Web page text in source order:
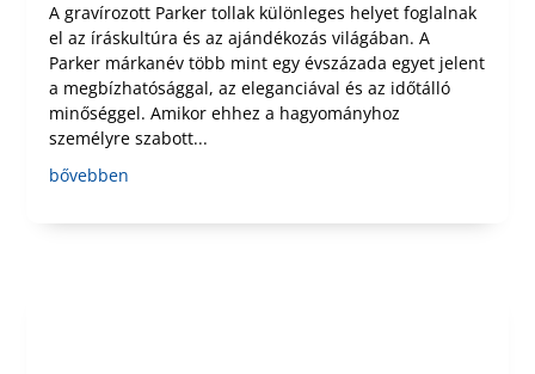
A gravírozott Parker tollak különleges helyet foglalnak
el az íráskultúra és az ajándékozás világában. A
Parker márkanév több mint egy évszázada egyet jelent
a megbízhatósággal, az eleganciával és az időtálló
minőséggel. Amikor ehhez a hagyományhoz
személyre szabott...
bővebben